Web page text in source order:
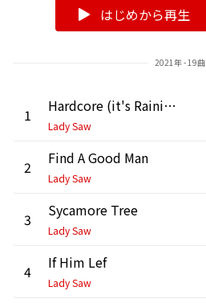
はじめから再生
2021年 - 19曲
1 Hardcore (it's Raining)
Lady Saw
2 Find A Good Man
Lady Saw
3 Sycamore Tree
Lady Saw
4 If Him Lef
Lady Saw